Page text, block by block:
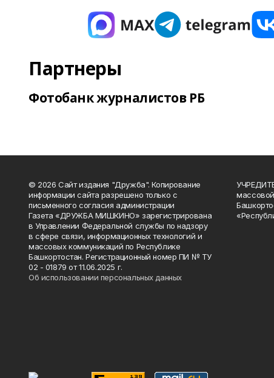
Партнеры
Фотобанк журналистов РБ
© 2026 Сайт издания "Дружба". Копирование
информации сайта разрешено только с
письменного согласия администрации
Газета «ДРУЖБА МИШКИНО» зарегистрирована
в Управлении Федеральной службы по надзору
в сфере связи, информационных технологий и
массовых коммуникаций по Республике
Башкортостан. Регистрационный номер ПИ № ТУ
02 - 01879 от 11.06.2025 г.
Об использовании персональных данных